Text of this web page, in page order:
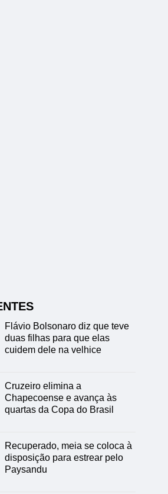
Flávio Bolsonaro diz que teve
duas filhas para que elas
cuidem dele na velhice
Cruzeiro elimina a
Chapecoense e avança às
quartas da Copa do Brasil
Recuperado, meia se coloca à
disposição para estrear pelo
Paysandu